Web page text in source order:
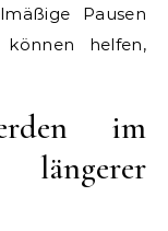
Pausen
können helfen,
im
längerer